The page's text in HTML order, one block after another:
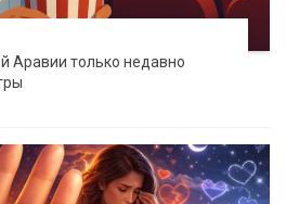
Аравии только недавно